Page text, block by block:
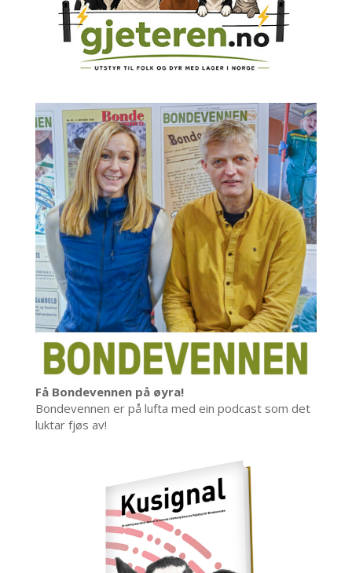
Få Bondevennen på øyra!
Bondevennen er på lufta med ein podcast som det
luktar fjøs av!